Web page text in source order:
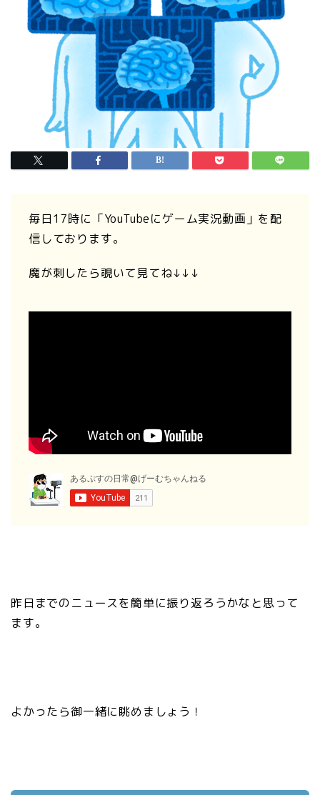
毎日17時に「YouTubeにゲーム実況動画」を配
信しております。
魔が刺したら覗いて見てね↓↓↓
昨日までのニュースを簡単に振り返ろうかなと思って
ます。
よかったら御一緒に眺めましょう！